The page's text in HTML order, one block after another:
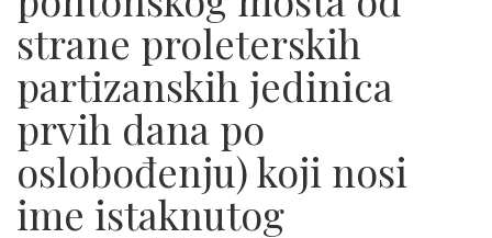
strane proleterskih
partizanskih jedinica
prvih dana po
oslobođenju) koji nosi
ime istaknutog